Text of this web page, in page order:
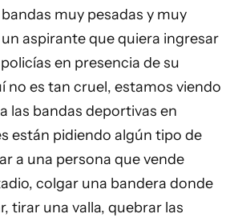
muy pesadas y muy
aspirante que quiera ingresar
en presencia de su
no es tan cruel, estamos viendo
las bandas deportivas en
están pidiendo algún tipo de
a una persona que vende
colgar una bandera donde
tirar una valla, quebrar las